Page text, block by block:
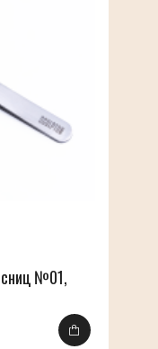
№01,